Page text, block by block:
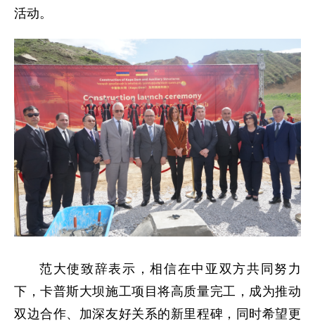
活动。
范大使致辞表示，相信在中亚双方共同努力
下，卡普斯大坝施工项目将高质量完工，成为推动
双边合作、加深友好关系的新里程碑，同时希望更